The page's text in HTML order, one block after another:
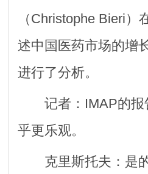
（Christophe Bieri
述中国医药市场的增
进行了分析。
记者：IMAP的报
乎更乐观。
克里斯托夫：是的